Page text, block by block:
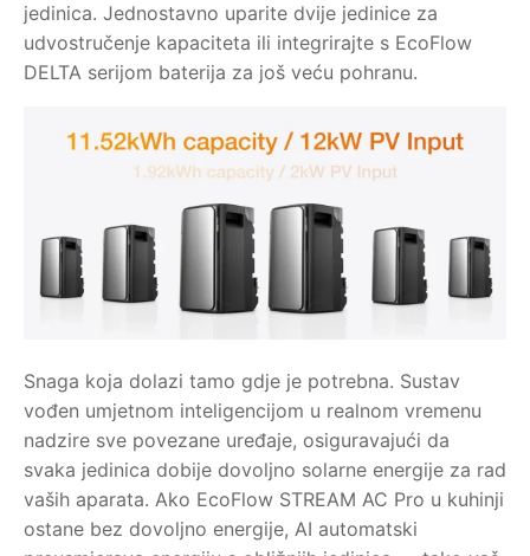
jedinica. Jednostavno uparite dvije jedinice za
udvostručenje kapaciteta ili integrirajte s EcoFlow
DELTA serijom baterija za još veću pohranu.
Snaga koja dolazi tamo gdje je potrebna. Sustav
vođen umjetnom inteligencijom u realnom vremenu
nadzire sve povezane uređaje, osiguravajući da
svaka jedinica dobije dovoljno solarne energije za rad
vaših aparata. Ako EcoFlow STREAM AC Pro u kuhinji
ostane bez dovoljno energije, AI automatski